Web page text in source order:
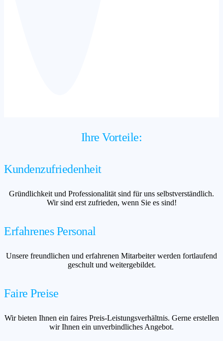
Ihre Vorteile:
Kundenzufriedenheit
Gründlichkeit und Professionalität sind für uns selbstverständlich.
Wir sind erst zufrieden, wenn Sie es sind!
Erfahrenes Personal
Unsere freundlichen und erfahrenen Mitarbeiter werden fortlaufend
geschult und weitergebildet.
Faire Preise
Wir bieten Ihnen ein faires Preis-Leistungsverhältnis. Gerne erstellen
wir Ihnen ein unverbindliches Angebot.